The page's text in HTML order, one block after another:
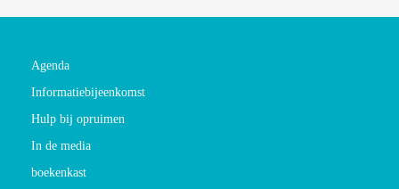
Agenda
Informatiebijeenkomst
Hulp bij opruimen
In de media
boekenkast